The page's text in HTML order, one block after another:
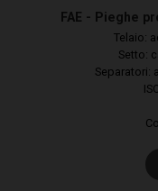
FAE - Pieghe
Telaio:
Setto:
Separatori: